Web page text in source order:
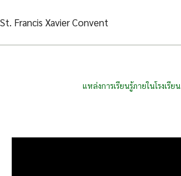
to
St. Francis Xavier Convent
แหล่งการเรียนรู้ภายในโรงเรียน